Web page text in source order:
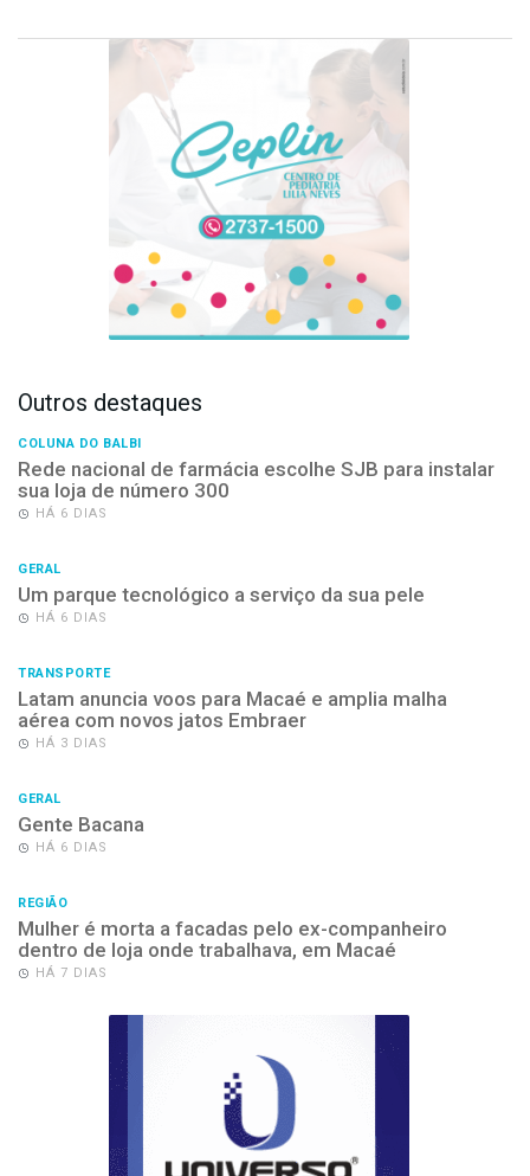
Outros destaques
COLUNA DO BALBI
Rede nacional de farmácia escolhe SJB para instalar
sua loja de número 300
HÁ 6 DIAS
GERAL
Um parque tecnológico a serviço da sua pele
HÁ 6 DIAS
TRANSPORTE
Latam anuncia voos para Macaé e amplia malha
aérea com novos jatos Embraer
HÁ 3 DIAS
GERAL
Gente Bacana
HÁ 6 DIAS
REGIÃO
Mulher é morta a facadas pelo ex-companheiro
dentro de loja onde trabalhava, em Macaé
HÁ 7 DIAS